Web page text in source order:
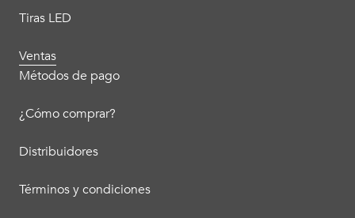
Tiras LED
Ventas
Métodos de pago
¿Cómo comprar?
Distribuidores
Términos y condiciones